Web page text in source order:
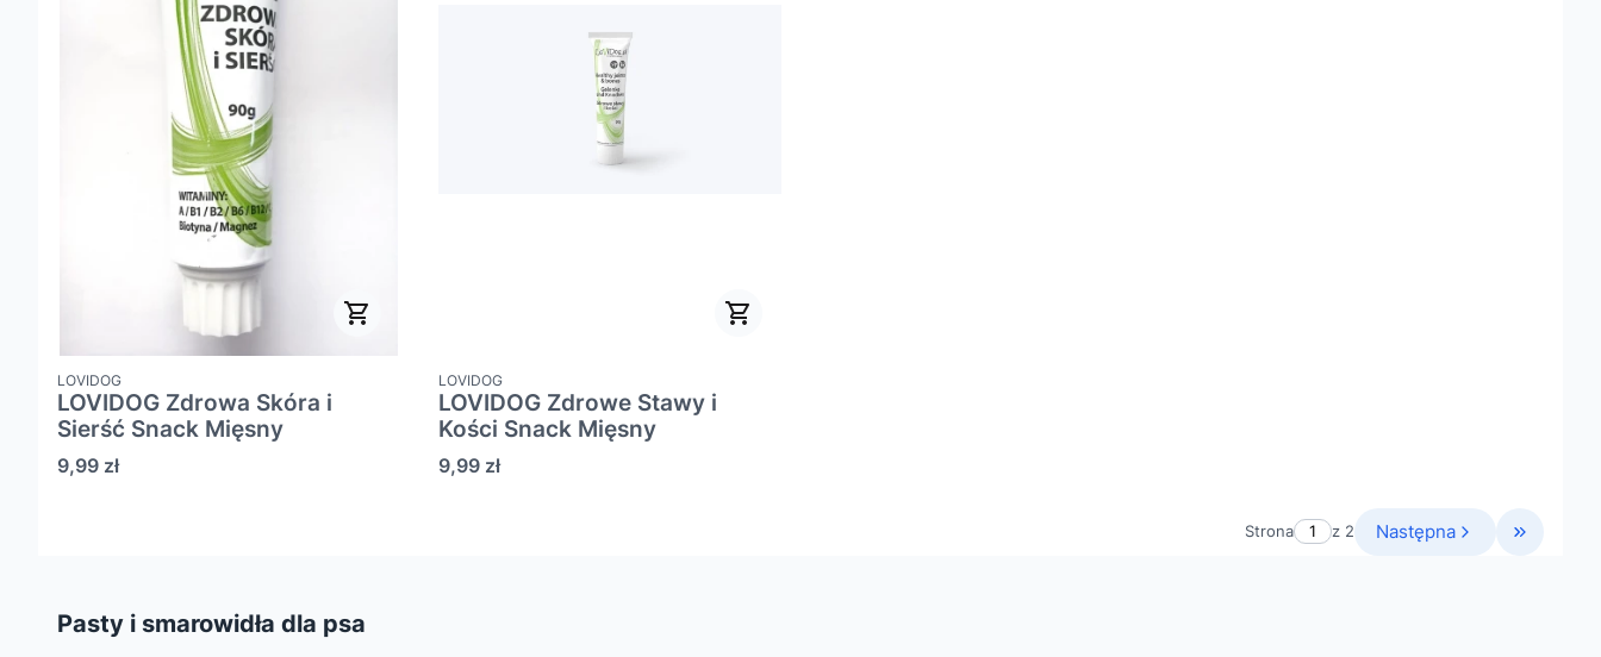
PRODUCENT
LOVIDOG
LOVIDOG Zdrowa Skóra i
Sierść Snack Mięsny
Cena
9,99 zł
PRODUCENT
LOVIDOG
LOVIDOG Zdrowe Stawy i
Kości Snack Mięsny
Cena
9,99 zł
Strona z 2 Następna Przejdź
Pasty i smarowidła dla psa